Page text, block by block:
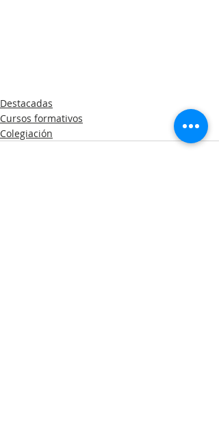
Destacadas
Cursos formativos
Colegiación